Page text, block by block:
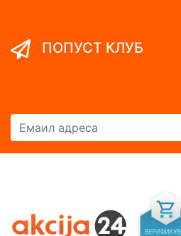
ПОПУСТ КЛУБ
Емаил адреса